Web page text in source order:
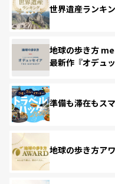
世界遺産ランキ
地球の歩き方
最新作『オデュ
準備も滞在もス
地球の歩き方ア